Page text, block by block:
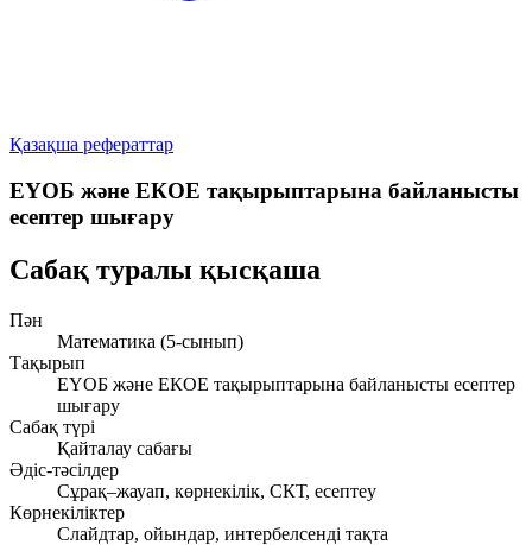
Қазақша рефераттар
ЕҮОБ және ЕКОЕ тақырыптарына байланысты
есептер шығару
Сабақ туралы қысқаша
Пән
Математика (5-сынып)
Тақырып
ЕҮОБ және ЕКОЕ тақырыптарына байланысты есептер
шығару
Сабақ түрі
Қайталау сабағы
Әдіс-тәсілдер
Сұрақ–жауап, көрнекілік, СКТ, есептеу
Көрнекіліктер
Слайдтар, ойындар, интербелсенді тақта